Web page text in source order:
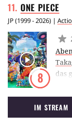
ONE PIECE
JP(1999 - 2026) |
8
das
die
dem
IM STREAM